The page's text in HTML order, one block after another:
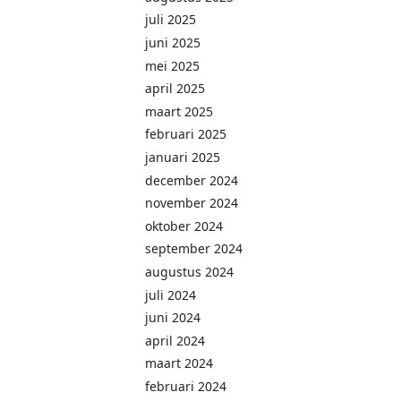
juli 2025
juni 2025
mei 2025
april 2025
maart 2025
februari 2025
januari 2025
december 2024
november 2024
oktober 2024
september 2024
augustus 2024
juli 2024
juni 2024
april 2024
maart 2024
februari 2024